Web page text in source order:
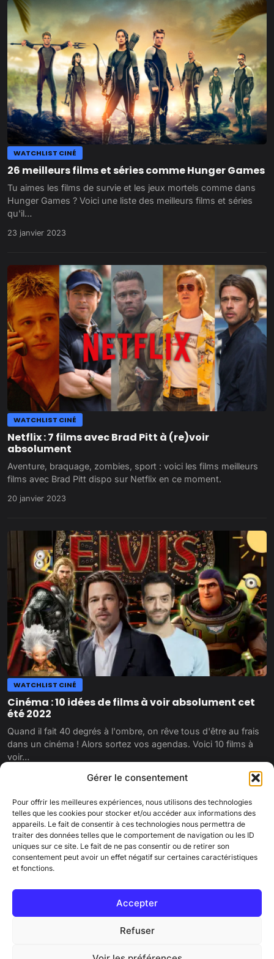
Gérer le consentement
Pour offrir les meilleures expériences, nous utilisons des technologies
telles que les cookies pour stocker et/ou accéder aux informations des
appareils. Le fait de consentir à ces technologies nous permettra de
traiter des données telles que le comportement de navigation ou les ID
uniques sur ce site. Le fait de ne pas consentir ou de retirer son
consentement peut avoir un effet négatif sur certaines caractéristiques
et fonctions.
Accepter
Refuser
WATCHLIST CINÉ
26 meilleurs films et séries comme Hunger Games
Tu aimes les films de survie et les jeux mortels comme dans
Hunger Games ? Voici une liste des meilleurs films et séries
qu'il…
23 janvier 2023
WATCHLIST CINÉ
Netflix : 7 films avec Brad Pitt à (re)voir
absolument
Aventure, braquage, zombies, sport : voici les films meilleurs
films avec Brad Pitt dispo sur Netflix en ce moment.
20 janvier 2023
WATCHLIST CINÉ
Cinéma : 10 idées de films à voir absolument cet
été 2022
Quand il fait 40 degrés à l'ombre, on rêve tous d'être au frais
dans un cinéma ! Alors sortez vos agendas. Voici 10 films à
voir…
PINKCORN
Contactez-nous
Charte éditorialeCookiesPolitique de confidentialité
© 2026 Pinkcorn.fr - Tous droits réservés